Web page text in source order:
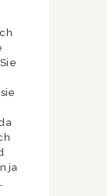
ja